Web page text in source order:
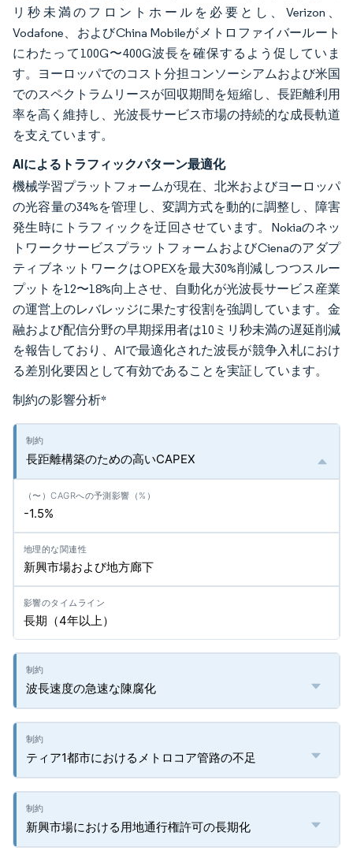
リ秒未満のフロントホールを必要とし、Verizon、
Vodafone、およびChina Mobileがメトロファイバールート
にわたって100G〜400G波長を確保するよう促していま
す。ヨーロッパでのコスト分担コンソーシアムおよび米国
でのスペクトラムリースが回収期間を短縮し、長距離利用
率を高く維持し、光波長サービス市場の持続的な成長軌道
を支えています。
AIによるトラフィックパターン最適化
機械学習プラットフォームが現在、北米およびヨーロッパ
の光容量の34%を管理し、変調方式を動的に調整し、障害
発生時にトラフィックを迂回させています。Nokiaのネッ
トワークサービスプラットフォームおよびCienaのアダプ
ティブネットワークはOPEXを最大30%削減しつつスルー
プットを12〜18%向上させ、自動化が光波長サービス産業
の運営上のレバレッジに果たす役割を強調しています。金
融および配信分野の早期採用者は10ミリ秒未満の遅延削減
を報告しており、AIで最適化された波長が競争入札におけ
る差別化要因として有効であることを実証しています。
制約の影響分析*
長距離構築のための高いCAPEX
-1.5%
新興市場および地方廊下
長期（4年以上）
波長速度の急速な陳腐化
ティア1都市におけるメトロコア管路の不足
新興市場における用地通行権許可の長期化